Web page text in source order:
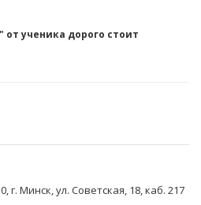
от ученика дорого стоит
г. Минск, ул. Советская, 18, каб. 217